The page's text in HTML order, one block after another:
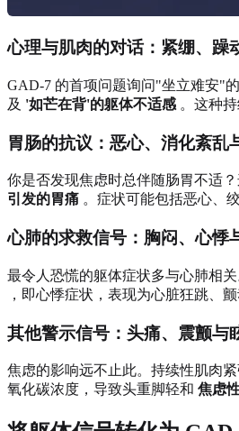
心理与肌肉的对话：紧绷、躁
GAD-7 的首项问题询问"坐立难安"
及 '如芒在背'的躯体不适感 。这种
胃肠的抗议：恶心、消化紊乱
你是否发现焦虑时总伴随肠胃不适
引发的胃痛 。症状可能包括恶心、
心肺的求救信号：胸闷、心悸
最令人恐慌的躯体症状多与心肺相关
，即心悸症状，表现为心脏狂跳、
其他警示信号：头痛、震颤与
焦虑的影响远不止此。持续性肌肉
氧化碳浓度，导致头重脚轻和 焦虑